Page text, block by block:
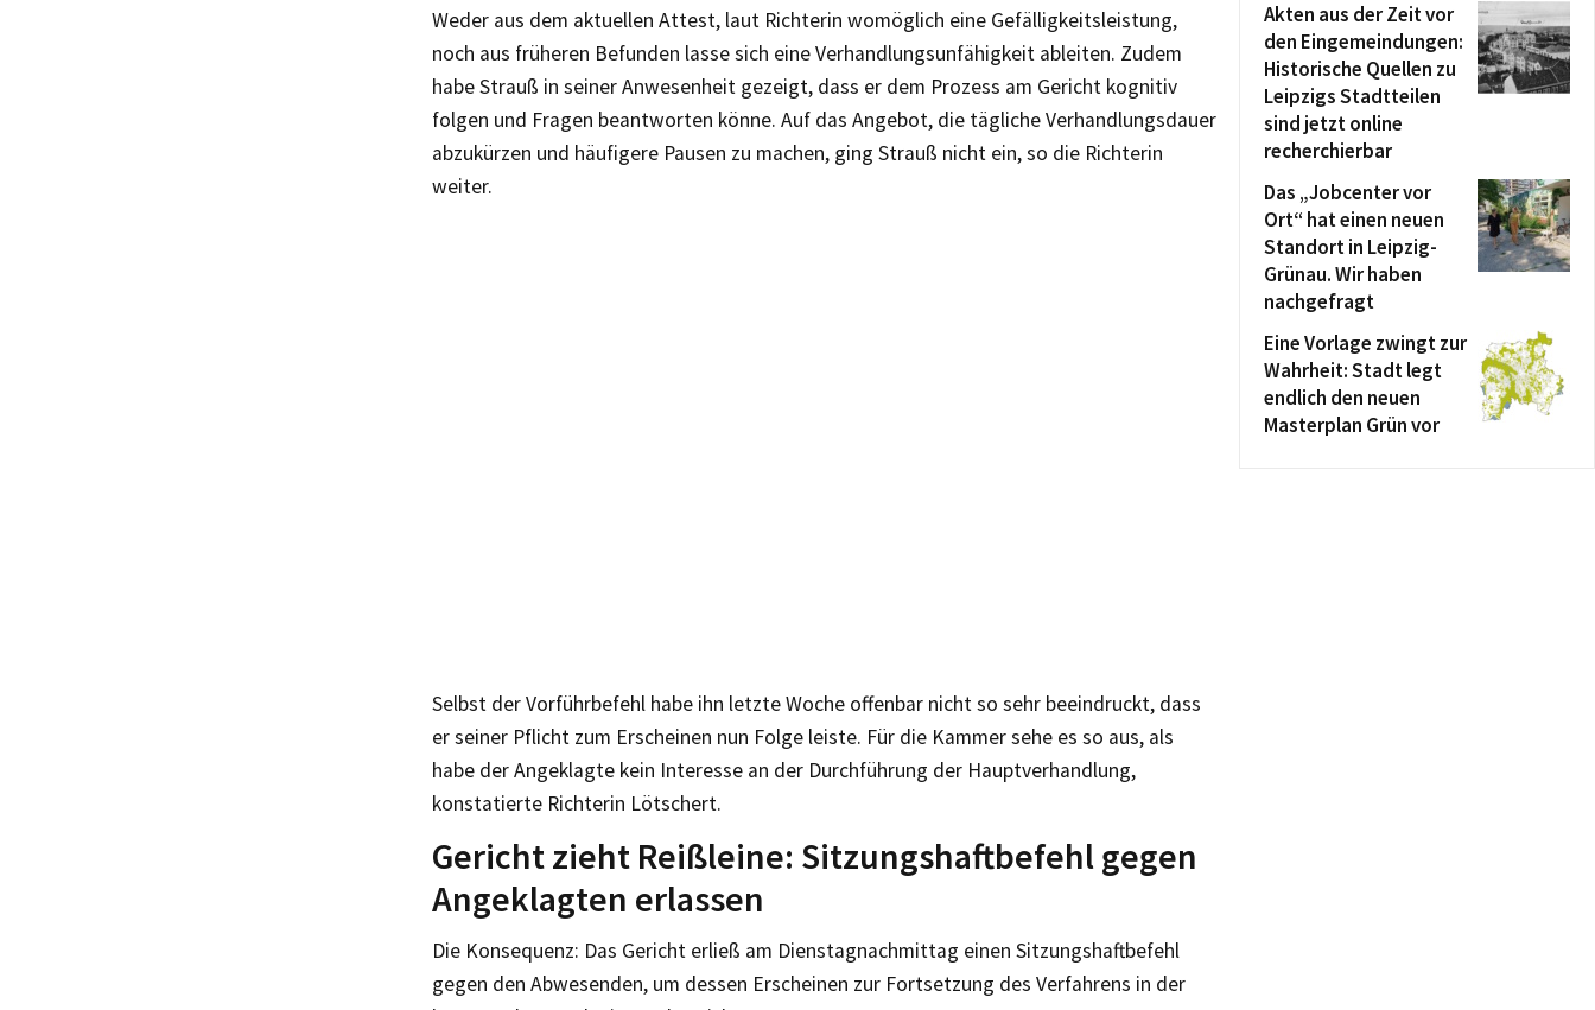
Weder aus dem aktuellen Attest, laut Richterin womöglich eine Gefälligkeitsleistung,
noch aus früheren Befunden lasse sich eine Verhandlungsunfähigkeit ableiten. Zudem
habe Strauß in seiner Anwesenheit gezeigt, dass er dem Prozess am Gericht kognitiv
folgen und Fragen beantworten könne. Auf das Angebot, die tägliche Verhandlungsdauer
abzukürzen und häufigere Pausen zu machen, ging Strauß nicht ein, so die Richterin
weiter.
Selbst der Vorführbefehl habe ihn letzte Woche offenbar nicht so sehr beeindruckt, dass
er seiner Pflicht zum Erscheinen nun Folge leiste. Für die Kammer sehe es so aus, als
habe der Angeklagte kein Interesse an der Durchführung der Hauptverhandlung,
konstatierte Richterin Lötschert.
Gericht zieht Reißleine: Sitzungshaftbefehl gegen
Angeklagten erlassen
Die Konsequenz: Das Gericht erließ am Dienstagnachmittag einen Sitzungshaftbefehl
gegen den Abwesenden, um dessen Erscheinen zur Fortsetzung des Verfahrens in der
Akten aus der Zeit vor
den Eingemeindungen:
Historische Quellen zu
Leipzigs Stadtteilen
sind jetzt online
recherchierbar
Das „Jobcenter vor
Ort“ hat einen neuen
Standort in Leipzig-
Grünau. Wir haben
nachgefragt
Eine Vorlage zwingt zur
Wahrheit: Stadt legt
endlich den neuen
Masterplan Grün vor